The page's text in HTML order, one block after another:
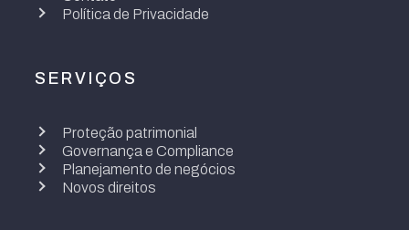
Política de Privacidade
SERVIÇOS
Proteção patrimonial
Governança e Compliance
Planejamento de negócios
Novos direitos